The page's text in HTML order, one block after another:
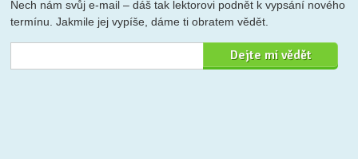
Nech nám svůj e-mail – dáš tak lektorovi podnět k vypsání nového
termínu. Jakmile jej vypíše, dáme ti obratem vědět.